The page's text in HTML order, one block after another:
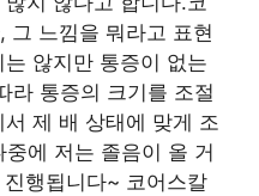
그 느낌을 뭐라고 표현
않지만 통증이 없는
라 통증의 크기를 조절
제 배 상태에 맞게 조
에 저는 졸음이 올 거
행됩니다~ 코어스칼